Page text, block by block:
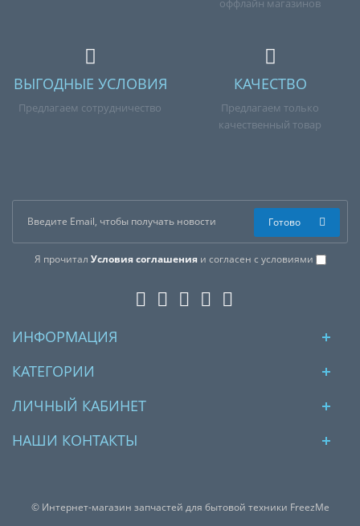
оффлайн магазинов
ВЫГОДНЫЕ УСЛОВИЯ
Предлагаем сотрудничество
КАЧЕСТВО
Предлагаем только
качественный товар
Я прочитал Условия соглашенияи согласен с условиями
Готово
ИНФОРМАЦИЯ
КАТЕГОРИИ
ЛИЧНЫЙ КАБИНЕТ
НАШИ КОНТАКТЫ
© Интернет-магазин запчастей для бытовой техники FreezMe